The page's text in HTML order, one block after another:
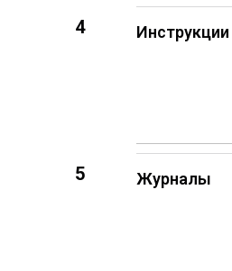
4 Инструкции
5 Журналы